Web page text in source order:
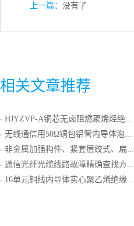
上一篇： 没有了
相关文章推荐
· HJYZVP-A铜芯无卤阻燃聚烯烃绝缘聚氯乙烯护套屏蔽型局用对称电缆
· 无线通信用50Ω铜包铝管内导体泡沫聚乙烯绝缘环形皱纹铜管外导体阻燃聚乙烯护套同轴射频电缆
· 非金属加强构件、紧套层绞式、扁平型、阻燃护套室内光缆
· 通信光纤光缆线路故障精确查找方法
· 16单元铜线内导体实心聚乙烯绝缘单层编织屏蔽外导体聚氯乙烯护套集束局用同轴电缆